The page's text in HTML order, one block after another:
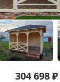
304 698 ₽